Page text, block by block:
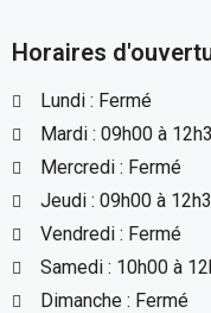
Horaires
Lundi : Fermé
Mardi : 09h00 à
Mercredi : Fermé
Jeudi : 09h00 à
Vendredi : Fermé
Samedi : 10h00 à
Dimanche : Fermé